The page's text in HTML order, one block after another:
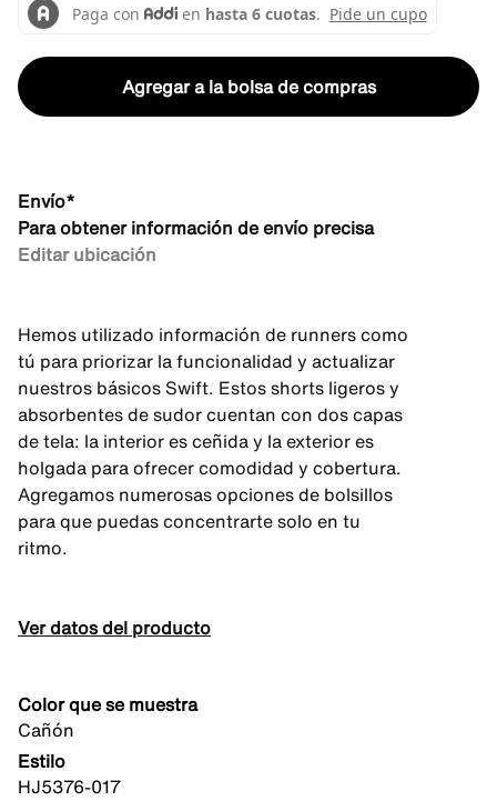
Agregar a la bolsa de compras
Envío*
Para obtener información de envío precisa
Editar ubicación
Hemos utilizado información de runners como
tú para priorizar la funcionalidad y actualizar
nuestros básicos Swift. Estos shorts ligeros y
absorbentes de sudor cuentan con dos capas
de tela: la interior es ceñida y la exterior es
holgada para ofrecer comodidad y cobertura.
Agregamos numerosas opciones de bolsillos
para que puedas concentrarte solo en tu
ritmo.
Ver datos del producto
Color que se muestra
Cañón
Estilo
HJ5376-017